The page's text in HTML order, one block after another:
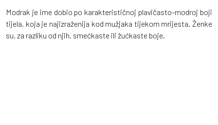
Modrak je ime dobio po karakterističnoj plavičasto-modroj boji
tijela, koja je najizraženija kod mužjaka tijekom mrijesta. Ženke
su, za razliku od njih, smećkaste ili žućkaste boje.